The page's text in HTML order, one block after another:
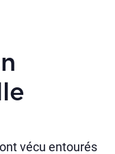
vécu entourés